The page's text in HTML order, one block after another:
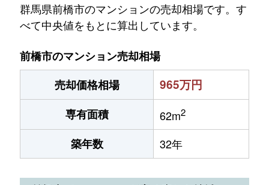
群馬県前橋市のマンションの売却相場です。す
べて中央値をもとに算出しています。
前橋市のマンション売却相場
売却価格相場
965万円
専有面積 62m2
築年数 32年